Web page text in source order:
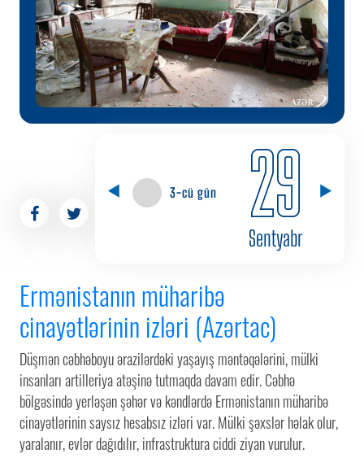
3-cü gün 29
Sentyabr
Ermənistanın müharibə
cinayətlərinin izləri (Azərtac)
Düşmən cəbhəboyu ərazilərdəki yaşayış məntəqələrini, mülki
insanları artilleriya atəşinə tutmaqda davam edir. Cəbhə
bölgəsində yerləşən şəhər və kəndlərdə Ermənistanın müharibə
cinayətlərinin saysız hesabsız izləri var. Mülki şəxslər həlak olur,
yaralanır, evlər dağıdılır, infrastruktura ciddi ziyan vurulur.